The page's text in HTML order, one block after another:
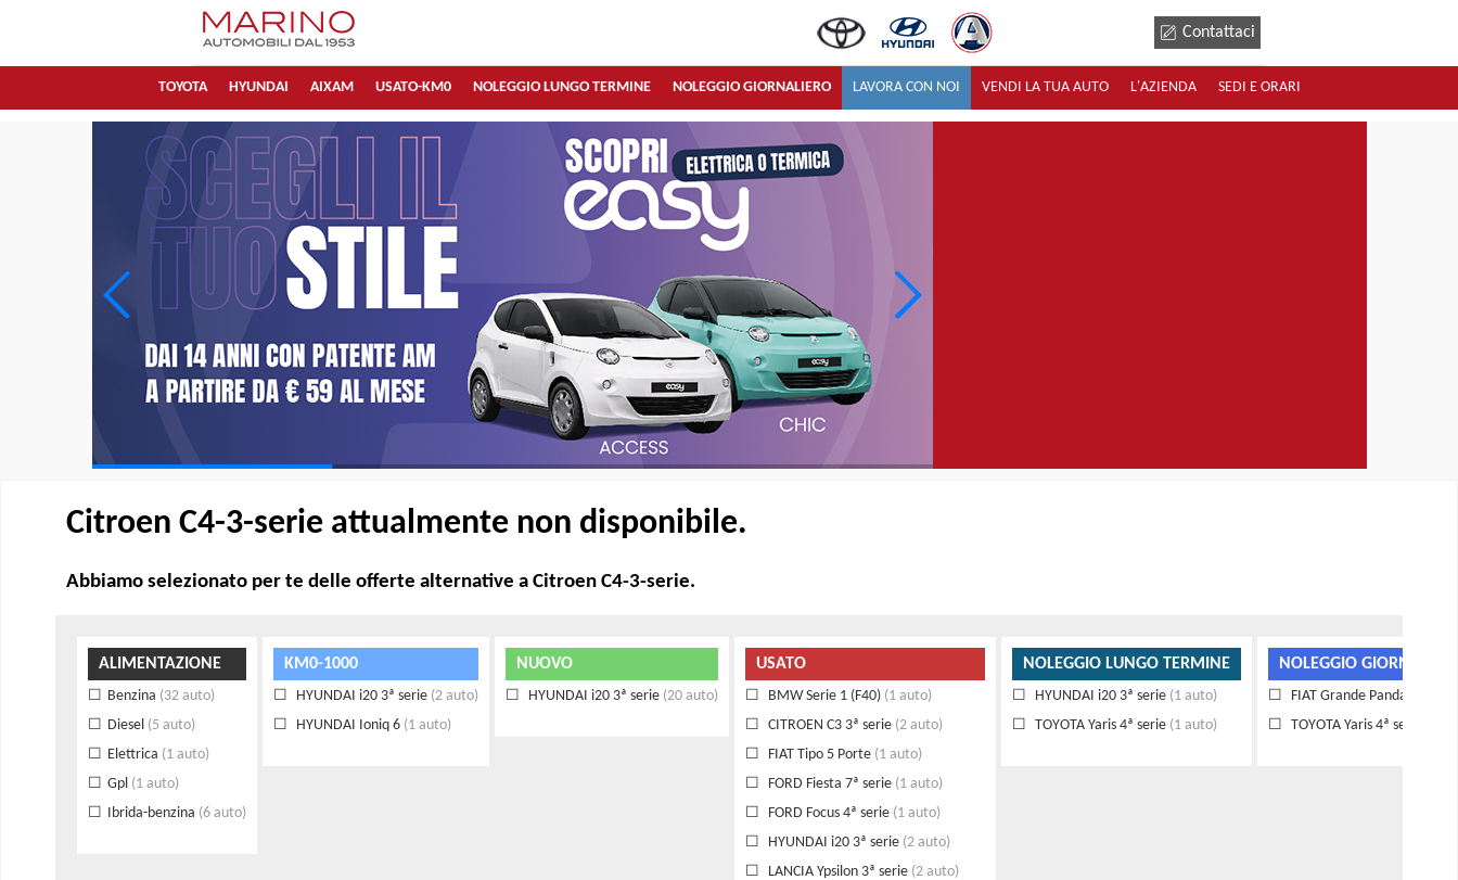
Contattaci
TOYOTA HYUNDAI AIXAM USATO-KM0 NOLEGGIO LUNGO TERMINE NOLEGGIO GIORNALIERO LAVORA CON NOI VENDI LA TUA AUTO L'AZIENDA SEDI E ORARI
Citroen C4-3-serie attualmente non disponibile.
Abbiamo selezionato per te delle offerte alternative a Citroen C4-3-serie.
ALIMENTAZIONE
Benzina (32 auto)
Diesel (5 auto)
Elettrica (1 auto)
Gpl (1 auto)
Ibrida-benzina (6 auto)
KM0-1000
HYUNDAI i20 3ª serie (2 auto)
HYUNDAI Ioniq 6 (1 auto)
NUOVO
HYUNDAI i20 3ª serie (20 auto)
USATO
BMW Serie 1 (F40) (1 auto)
CITROEN C3 3ª serie (2 auto)
FIAT Tipo 5 Porte (1 auto)
FORD Fiesta 7ª serie (1 auto)
FORD Focus 4ª serie (1 auto)
HYUNDAI i20 3ª serie (2 auto)
LANCIA Ypsilon 3ª serie (2 auto)
NOLEGGIO LUNGO TERMINE
HYUNDAI i20 3ª serie (1 auto)
TOYOTA Yaris 4ª serie (1 auto)
NOLEGGIO
FIAT Grande Panda
TOYOTA Yaris 4ª serie